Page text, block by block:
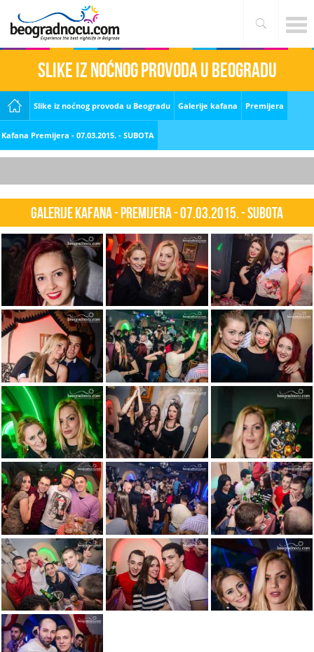
Slike iz noćnog provoda u Beogradu
Slike iz noćnog provoda u Beogradu Galerije kafana Premijera
Kafana Premijera - 07.03.2015. - SUBOTA
Galerije kafana - Premijera - 07.03.2015. - SUBOTA